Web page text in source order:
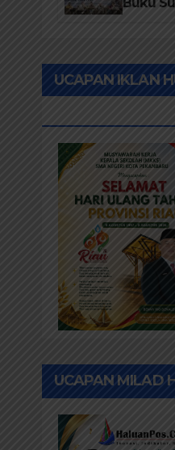
Buku
Hukum
Adat
UCAPAN IKLAN
UCAPAN MILAD